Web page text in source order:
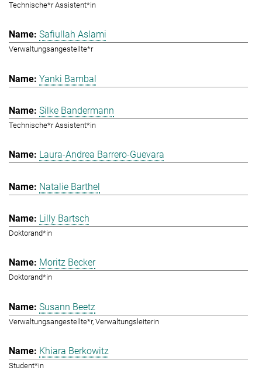
Technische*r Assistent*in
Safiullah Aslami
Verwaltungsangestellte*r
Yanki Bambal
Silke Bandermann
Technische*r Assistent*in
Laura-Andrea Barrero-Guevara
Natalie Barthel
Lilly Bartsch
Doktorand*in
Moritz Becker
Doktorand*in
Susann Beetz
Verwaltungsangestellte*r, Verwaltungsleiterin
Khiara Berkowitz
Student*in